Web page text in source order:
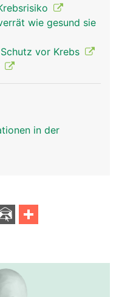
wie gesund sie
vor Krebs
in der